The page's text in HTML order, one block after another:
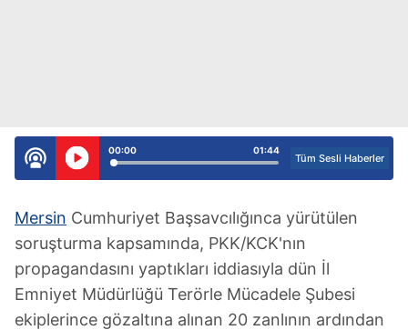
01:44
00:00
Tüm Sesli Haberler
Mersin Cumhuriyet Başsavcılığınca yürütülen
soruşturma kapsamında, PKK/KCK'nın
propagandasını yaptıkları iddiasıyla dün İl
Emniyet Müdürlüğü Terörle Mücadele Şubesi
ekiplerince gözaltına alınan 20 zanlının ardından